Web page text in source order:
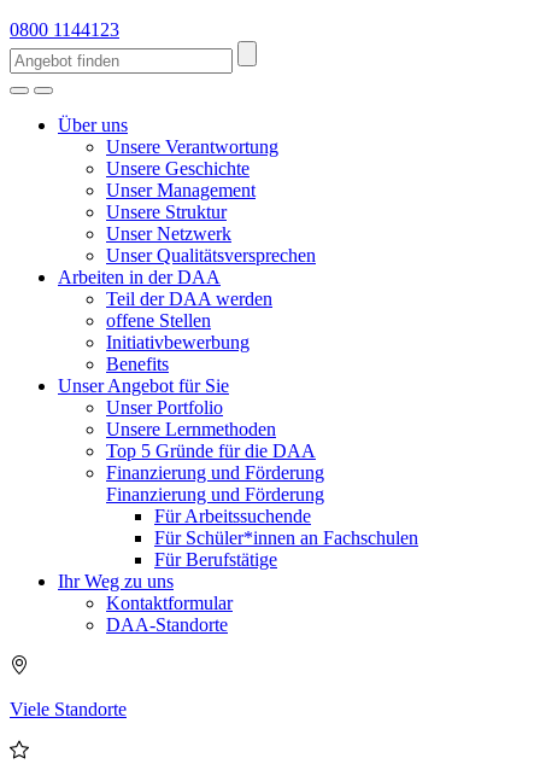
0800 1144123
Über uns
Unsere Verantwortung
Unsere Geschichte
Unser Management
Unsere Struktur
Unser Netzwerk
Unser Qualitätsversprechen
Arbeiten in der DAA
Teil der DAA werden
offene Stellen
Initiativbewerbung
Benefits
Unser Angebot für Sie
Unser Portfolio
Unsere Lernmethoden
Top 5 Gründe für die DAA
Finanzierung und Förderung
Finanzierung und Förderung
Für Arbeitssuchende
Für Schüler*innen an Fachschulen
Für Berufstätige
Ihr Weg zu uns
Kontaktformular
DAA-Standorte
Viele Standorte